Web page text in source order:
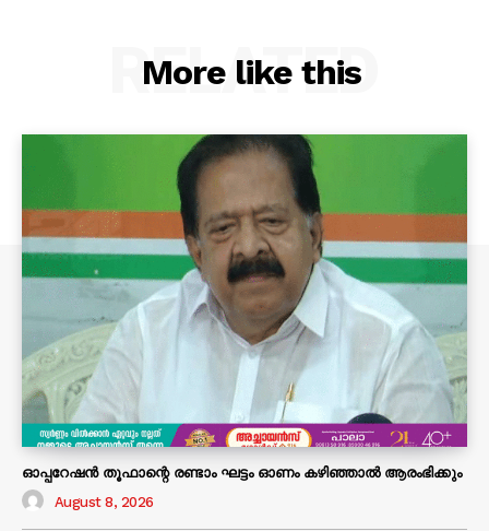
More like this
RELATED
ഓപ്പറേഷൻ തൂഫാന്റെ രണ്ടാം ഘട്ടം ഓണം കഴിഞ്ഞാൽ ആരംഭിക്കും
August 8, 2026